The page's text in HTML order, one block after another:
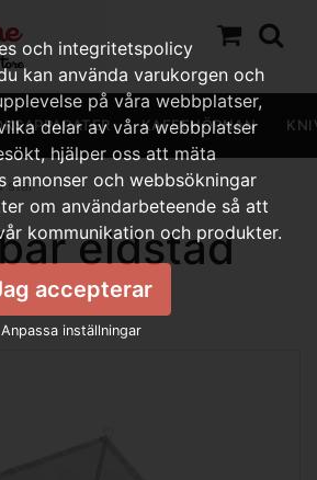
KAFFEHÖRNAN
stål
eldstad
och integritetspolicy
kan använda varukorgen och
på våra webbplatser,
delar av våra webbplatser
hjälper oss att mäta
annonser och webbsökningar
om användarbeteende så att
kommunikation och produkter.
accepterar
Anpassa inställningar